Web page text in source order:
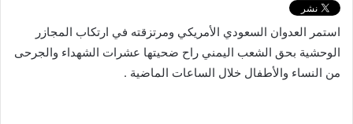
استمر العدوان السعودي الأمريكي ومرتزقته في ارتكاب المجازر
الوحشية بحق الشعب اليمني راح ضحيتها عشرات الشهداء والجرحى
من النساء والأطفال خلال الساعات الماضية .